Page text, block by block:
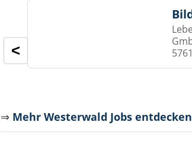
<
⇒ Mehr Westerwald Jobs entdecken